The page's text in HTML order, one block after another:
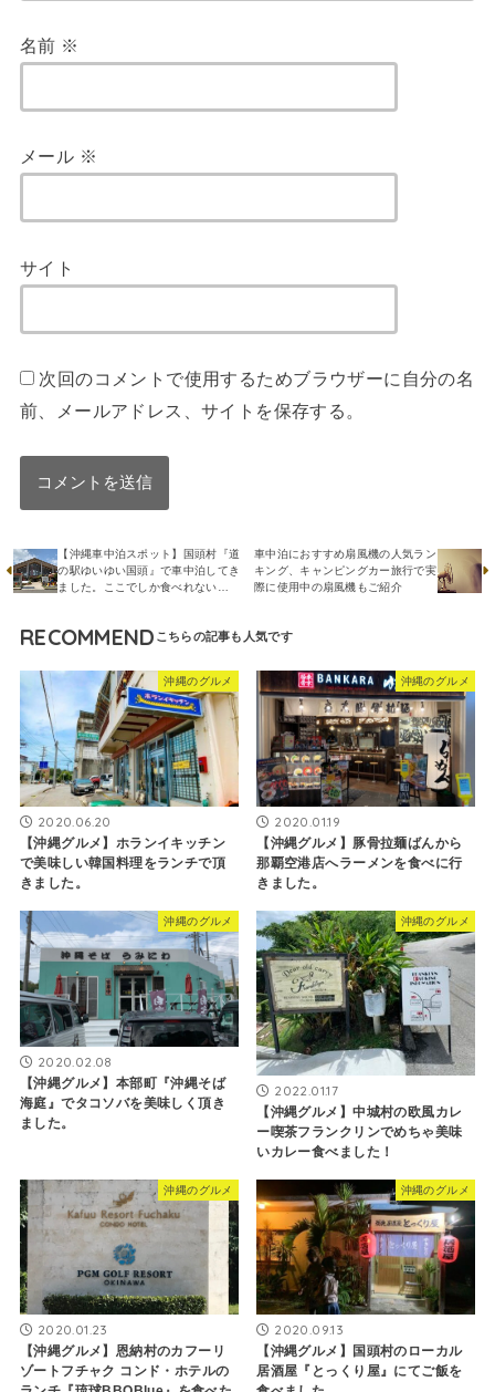
名前 ※
メール ※
サイト
次回のコメントで使用するためブラウザーに自分の名
前、メールアドレス、サイトを保存する。
【沖縄車中泊スポット】国頭村『道
の駅ゆいゆい国頭』で車中泊してき
ました。ここでしか食べれない…
車中泊におすすめ扇風機の人気ラン
キング、キャンピングカー旅行で実
際に使用中の扇風機もご紹介
RECOMMEND
沖縄のグルメ
2020.06.20
【沖縄グルメ】ホランイキッチン
で美味しい韓国料理をランチで頂
きました。
沖縄のグルメ
2020.01.19
【沖縄グルメ】豚骨拉麺ばんから
那覇空港店へラーメンを食べに行
きました。
沖縄のグルメ
2020.02.08
【沖縄グルメ】本部町『沖縄そば
海庭』でタコソバを美味しく頂き
ました。
沖縄のグルメ
2022.01.17
【沖縄グルメ】中城村の欧風カレ
ー喫茶フランクリンでめちゃ美味
いカレー食べました！
沖縄のグルメ
2020.01.23
【沖縄グルメ】恩納村のカフーリ
ゾートフチャク コンド・ホテルの
沖縄のグルメ
2020.09.13
【沖縄グルメ】国頭村のローカル
居酒屋『とっくり屋』にてご飯を